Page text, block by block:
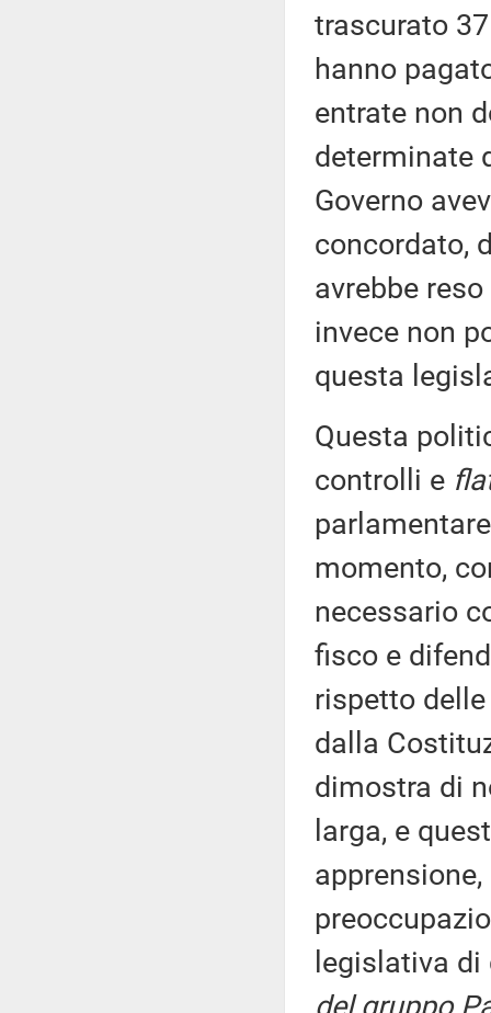
trascurato
hanno
entrate non
determinate
Governo
concordato,
avrebbe
invece non
questa
Questa
controlli e
momento,
necessario
fisco e
rispetto
dalla
dimostra di
larga, e
legislativa